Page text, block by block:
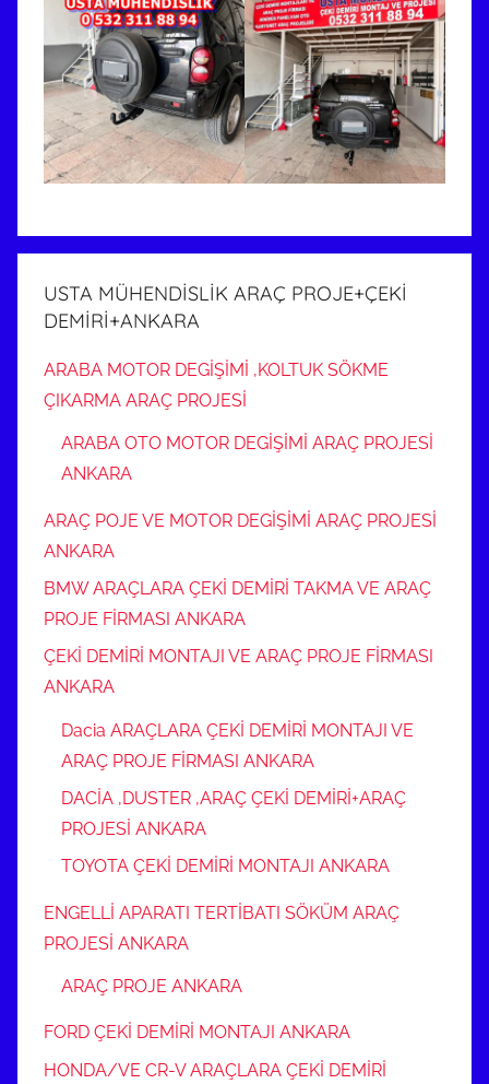
USTA MÜHENDİSLİK ARAÇ PROJE+ÇEKİ
DEMİRİ+ANKARA
ARABA MOTOR DEGİŞİMİ ,KOLTUK SÖKME
ÇIKARMA ARAÇ PROJESİ
ARABA OTO MOTOR DEGİŞİMİ ARAÇ PROJESİ
ANKARA
ARAÇ POJE VE MOTOR DEGİŞİMİ ARAÇ PROJESİ
ANKARA
BMW ARAÇLARA ÇEKİ DEMİRİ TAKMA VE ARAÇ
PROJE FİRMASI ANKARA
ÇEKİ DEMİRİ MONTAJI VE ARAÇ PROJE FİRMASI
ANKARA
Dacia ARAÇLARA ÇEKİ DEMİRİ MONTAJI VE
ARAÇ PROJE FİRMASI ANKARA
DACİA ,DUSTER ,ARAÇ ÇEKİ DEMİRİ+ARAÇ
PROJESİ ANKARA
TOYOTA ÇEKİ DEMİRİ MONTAJI ANKARA
ENGELLİ APARATI TERTİBATI SÖKÜM ARAÇ
PROJESİ ANKARA
ARAÇ PROJE ANKARA
FORD ÇEKİ DEMİRİ MONTAJI ANKARA
HONDA/VE CR-V ARAÇLARA ÇEKİ DEMİRİ